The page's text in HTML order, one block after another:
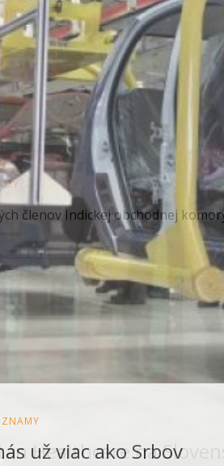
Healthcare na
členov Indickej obchodnej